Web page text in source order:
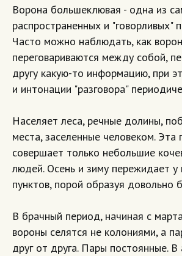
Ворона большеклювая - одна из
распространенных и "говорливых"
Часто можно наблюдать, как
переговариваются между собой,
другу какую-то информацию, при
и интонации "разговора"
Населяет леса, речные долины,
места, заселенные человеком. Эта
совершает только небольшие
людей. Осень и зиму пережидает у
пунктов, порой образуя довольно
В брачный период, начиная с
вороны селятся не колониями, а
друг от друга. Пары постоянные. В